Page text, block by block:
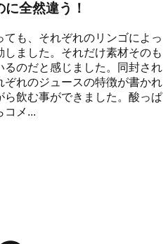
全然違う！
ても、それぞれのリンゴによっ
ました。それだけ素材そのも
のだと感じました。同封され
れのジュースの特徴が書かれ
飲む事ができました。酸っぱ
コメ...